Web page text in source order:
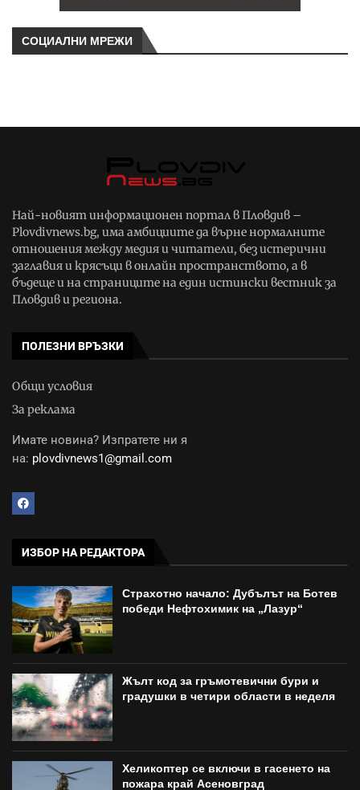
СОЦИАЛНИ МРЕЖИ
Най-новият информационен портал в Пловдив –
Plovdivnews.bg, има амбициите да върне нормалните
отношения между медия и читатели, без истерични
заглавия и крясъци в онлайн пространството, а в
бъдеще и на страниците на един истински вестник за
Пловдив и региона.
ПОЛЕЗНИ ВРЪЗКИ
Общи условия
За реклама
Имате новина? Изпратете ни я
на: plovdivnews1@gmail.com
ИЗБОР НА РЕДАКТОРА
Страхотно начало: Дубълът на Ботев
победи Нефтохимик на „Лазур“
Жълт код за гръмотевични бури и
градушки в четири области в неделя
Хеликоптер се включи в гасенето на
пожара край Асеновград